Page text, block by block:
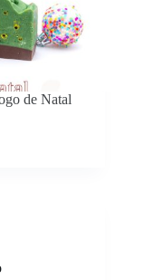
de Natal